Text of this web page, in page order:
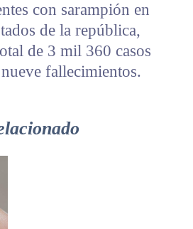
con sarampión en
de la república,
de 3 mil 360 casos
fallecimientos.